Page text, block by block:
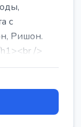
с
Ришон.
/>